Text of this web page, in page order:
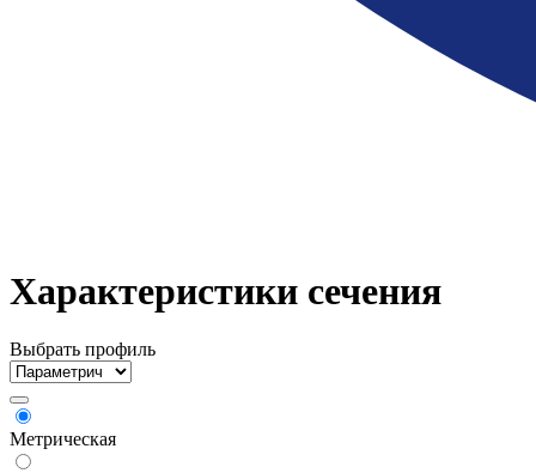
Характеристики сечения
Выбрать профиль
Метрическая